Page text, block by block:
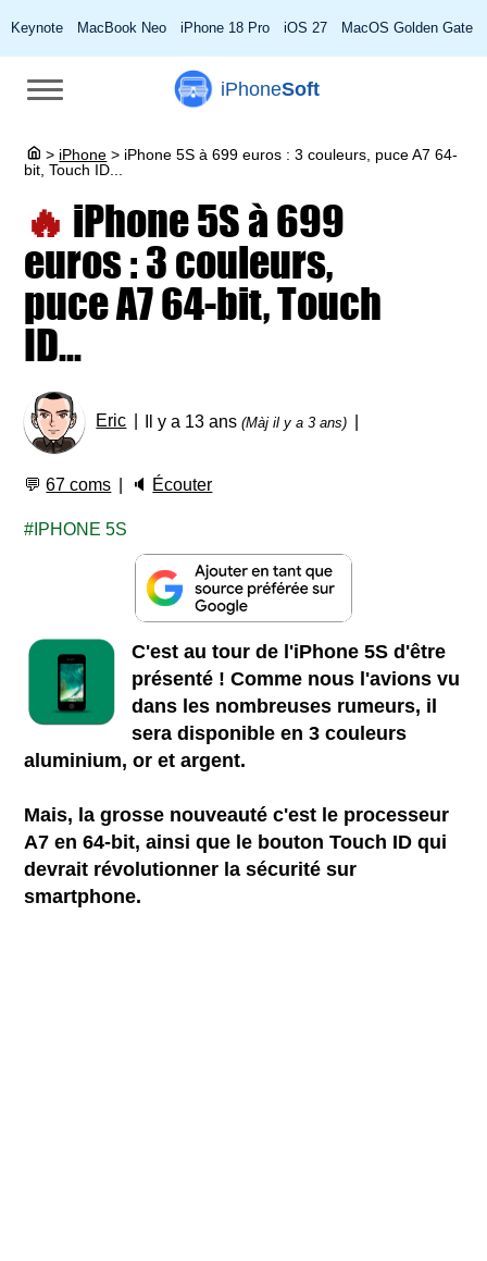
Keynote MacBook Neo iPhone 18 Pro iOS 27 MacOS Golden Gate
iPhoneSoft
> iPhone > iPhone 5S à 699 euros : 3 couleurs, puce A7 64-
bit, Touch ID...
🔥 iPhone 5S à 699
euros : 3 couleurs,
puce A7 64-bit, Touch
ID...
Eric Il y a 13 ans(Màj il y a 3 ans)
💬67 coms 🔈 Écouter
IPHONE 5S
C'est au tour de l'iPhone 5S d'être
présenté ! Comme nous l'avions vu
dans les nombreuses rumeurs, il
sera disponible en 3 couleurs
aluminium, or et argent.
Mais, la grosse nouveauté c'est le processeur
A7 en 64-bit, ainsi que le bouton Touch ID qui
devrait révolutionner la sécurité sur
smartphone.